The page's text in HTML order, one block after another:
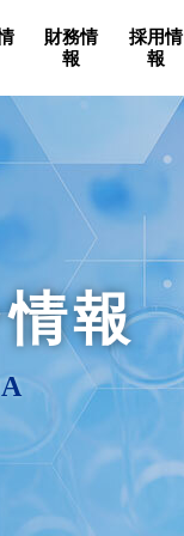
財務情
報
採用情
報
報